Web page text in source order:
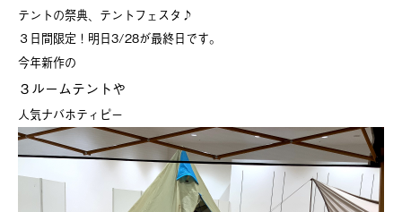
テントの祭典、テントフェスタ♪
３日間限定！明日3/28が最終日です。
今年新作の
３ルームテントや
人気ナバホティピー